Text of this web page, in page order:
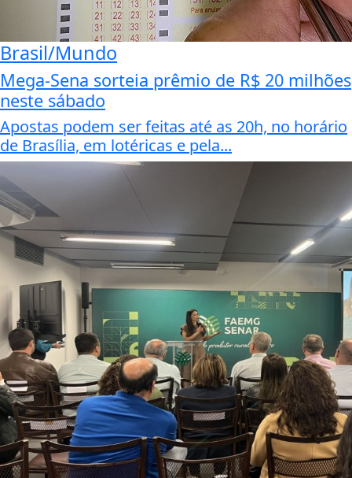
Brasil/Mundo
Mega-Sena sorteia prêmio de R$ 20 milhões
neste sábado
Apostas podem ser feitas até as 20h, no horário
de Brasília, em lotéricas e pela...